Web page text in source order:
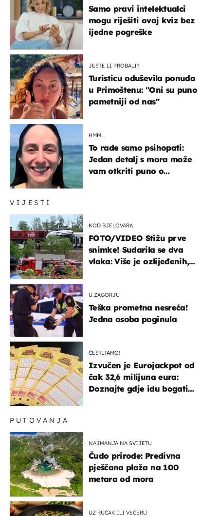
VIJESTI
KOD BJELOVARA
FOTO/VIDEO Stižu prve
snimke! Sudarila se dva
vlaka: Više je ozlijeđenih,
U ZAGORJU
Teška prometna nesreća!
Jedna osoba poginula
ČESTITAMO!
Izvučen je Eurojackpot od
čak 32,6 milijuna eura:
Doznajte gdje idu bogati
Samo pravi intelektualci
mogu riješiti ovaj kviz bez
ijedne pogreške
JESTE LI PROBALI?
Turisticu oduševila ponuda
u Primoštenu: "Oni su puno
pametniji od nas"
HMM…
To rade samo psihopati:
Jedan detalj s mora može
vam otkriti puno o
PUTOVANJA
NAJMANJA NA SVIJETU
Čudo prirode: Predivna
pješčana plaža na 100
metara od mora
UZ RUČAK ILI VEČERU